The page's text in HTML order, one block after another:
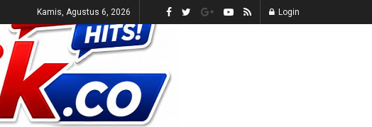
Kamis, Agustus 6, 2026 Login